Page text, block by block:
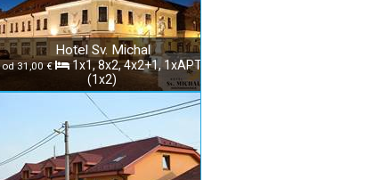
Hotel Sv. Michal
od 31,00 €
1x1, 8x2, 4x2+1, 1xAPT
(1x2)